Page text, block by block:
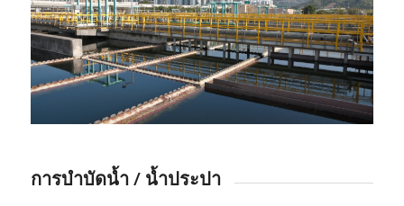
การบำบัดน้ำ / น้ำประปา